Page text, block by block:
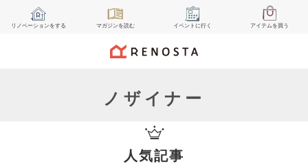
リノベーションをする マガジンを読む イベント に行く アイテムを買う
ノザイナー
人気記事